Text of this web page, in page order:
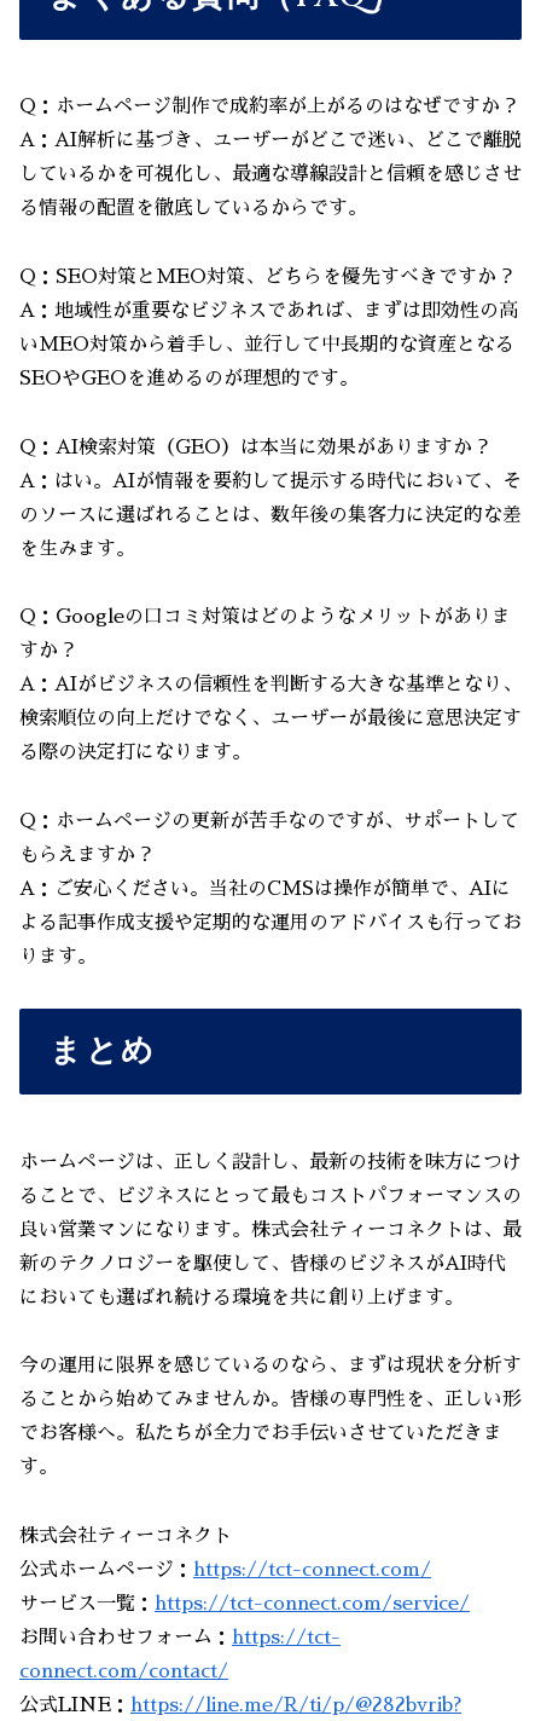
Q：ホームページ制作で成約率が上がるのはなぜですか？
A：AI解析に基づき、ユーザーがどこで迷い、どこで離脱
しているかを可視化し、最適な導線設計と信頼を感じさせ
る情報の配置を徹底しているからです。
Q：SEO対策とMEO対策、どちらを優先すべきですか？
A：地域性が重要なビジネスであれば、まずは即効性の高
いMEO対策から着手し、並行して中長期的な資産となる
SEOやGEOを進めるのが理想的です。
Q：AI検索対策（GEO）は本当に効果がありますか？
A：はい。AIが情報を要約して提示する時代において、そ
のソースに選ばれることは、数年後の集客力に決定的な差
を生みます。
Q：Googleの口コミ対策はどのようなメリットがありま
すか？
A：AIがビジネスの信頼性を判断する大きな基準となり、
検索順位の向上だけでなく、ユーザーが最後に意思決定す
る際の決定打になります。
Q：ホームページの更新が苦手なのですが、サポートして
もらえますか？
A：ご安心ください。当社のCMSは操作が簡単で、AIに
よる記事作成支援や定期的な運用のアドバイスも行ってお
ります。
まとめ
ホームページは、正しく設計し、最新の技術を味方につけ
ることで、ビジネスにとって最もコストパフォーマンスの
良い営業マンになります。株式会社ティーコネクトは、最
新のテクノロジーを駆使して、皆様のビジネスがAI時代
においても選ばれ続ける環境を共に創り上げます。
今の運用に限界を感じているのなら、まずは現状を分析す
ることから始めてみませんか。皆様の専門性を、正しい形
でお客様へ。私たちが全力でお手伝いさせていただきま
す。
株式会社ティーコネクト
公式ホームページ：
https://tct-connect.com/
サービス一覧：
https://tct-connect.com/service/
お問い合わせフォーム：
https://tct-
connect.com/contact/
公式LINE：
https://line.me/R/ti/p/@282bvrib?